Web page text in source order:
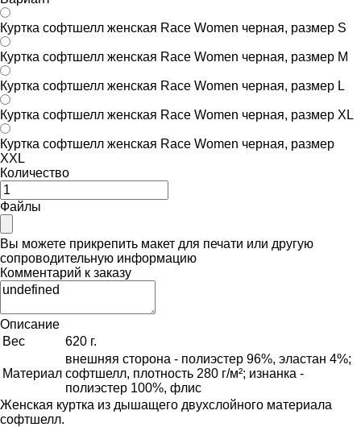
Куртка софтшелл женская Race Women черная, размер S
Куртка софтшелл женская Race Women черная, размер M
Куртка софтшелл женская Race Women черная, размер L
Куртка софтшелл женская Race Women черная, размер XL
Куртка софтшелл женская Race Women черная, размер
XXL
Количество
Файлы
Вы можете прикрепить макет для печати или другую
сопроводительную информацию
Комментарий к заказу
Описание
Вес
620 г.
Материал
внешняя сторона - полиэстер 96%, эластан 4%;
софтшелл, плотность 280 г/м²; изнанка -
полиэстер 100%, флис
Женская куртка из дышащего двухслойного материала
софтшелл.